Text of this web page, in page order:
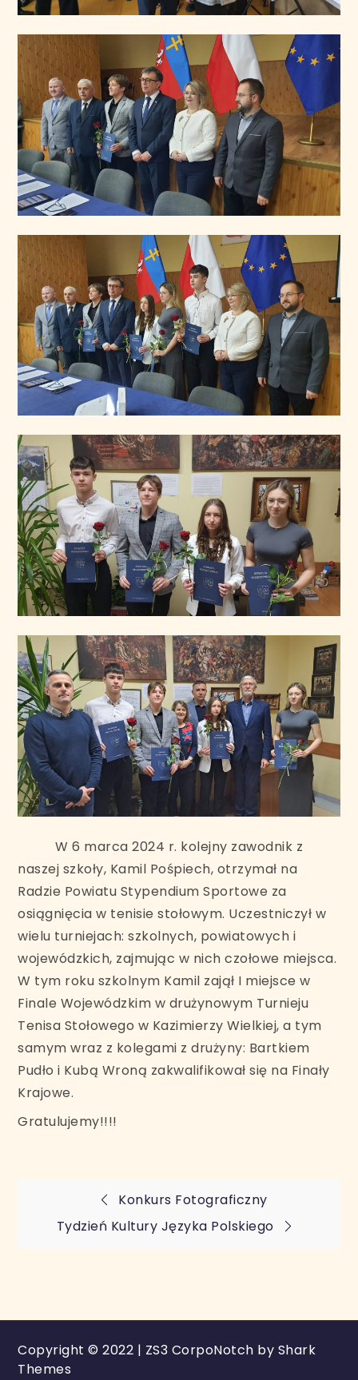
W 6 marca 2024 r. kolejny zawodnik z
naszej szkoły, Kamil Pośpiech, otrzymał na
Radzie Powiatu Stypendium Sportowe za
osiągnięcia w tenisie stołowym. Uczestniczył w
wielu turniejach: szkolnych, powiatowych i
wojewódzkich, zajmując w nich czołowe miejsca.
W tym roku szkolnym Kamil zajął I miejsce w
Finale Wojewódzkim w drużynowym Turnieju
Tenisa Stołowego w Kazimierzy Wielkiej, a tym
samym wraz z kolegami z drużyny: Bartkiem
Pudło i Kubą Wroną zakwalifikował się na Finały
Krajowe.
Gratulujemy!!!!
Nawigacja
Konkurs Fotograficzny
Tydzień Kultury Języka Polskiego
Copyright © 2022 | ZS3 CorpoNotch by Shark
Themes